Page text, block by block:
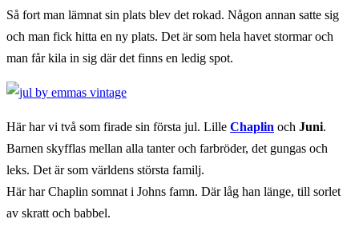
Så fort man lämnat sin plats blev det rokad. Någon annan satte sig
och man fick hitta en ny plats. Det är som hela havet stormar och
man får kila in sig där det finns en ledig spot.
Här har vi två som firade sin första jul. Lille Chaplin och Juni.
Barnen skyfflas mellan alla tanter och farbröder, det gungas och
leks. Det är som världens största familj.
Här har Chaplin somnat i Johns famn. Där låg han länge, till sorlet
av skratt och babbel.